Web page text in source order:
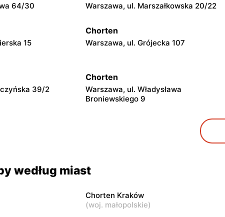
64/30 Warszawa, ul. Marszałkowska 20/22
15
Chorten
Warszawa, ul. Grójecka 107
39/2
Chorten
Warszawa, ul. Władysława
Broniewskiego 9
Warszawa al. Stanów Zjednoczonych
Chorten
Chorten
według miast
Chorten Kraków
(woj. małopolskie)